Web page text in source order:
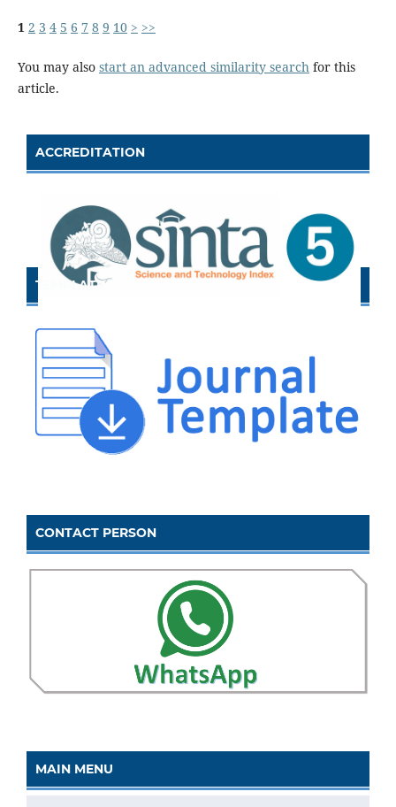
1 2 3 4 5 6 7 8 9 10 > >>
You may also start an advanced similarity search for this
article.
ACCREDITATION
TEMPLATE
CONTACT PERSON
MAIN MENU